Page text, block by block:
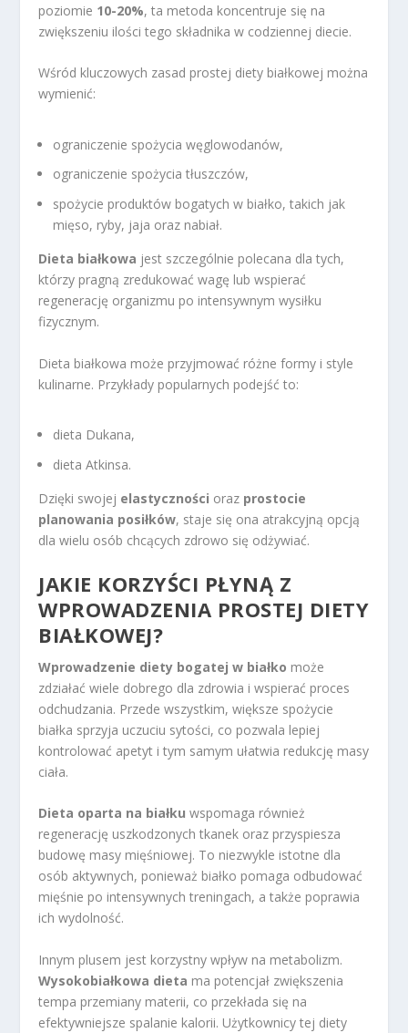
poziomie 10-20%, ta metoda koncentruje się na
zwiększeniu ilości tego składnika w codziennej diecie.
Wśród kluczowych zasad prostej diety białkowej można
wymienić:
ograniczenie spożycia węglowodanów,
ograniczenie spożycia tłuszczów,
spożycie produktów bogatych w białko, takich jak
mięso, ryby, jaja oraz nabiał.
Dieta białkowa jest szczególnie polecana dla tych,
którzy pragną zredukować wagę lub wspierać
regenerację organizmu po intensywnym wysiłku
fizycznym.
Dieta białkowa może przyjmować różne formy i style
kulinarne. Przykłady popularnych podejść to:
dieta Dukana,
dieta Atkinsa.
Dzięki swojej elastyczności oraz prostocie
planowania posiłków, staje się ona atrakcyjną opcją
dla wielu osób chcących zdrowo się odżywiać.
JAKIE KORZYŚCI PŁYNĄ Z
WPROWADZENIA PROSTEJ DIETY
BIAŁKOWEJ?
Wprowadzenie diety bogatej w białko może
zdziałać wiele dobrego dla zdrowia i wspierać proces
odchudzania. Przede wszystkim, większe spożycie
białka sprzyja uczuciu sytości, co pozwala lepiej
kontrolować apetyt i tym samym ułatwia redukcję masy
ciała.
Dieta oparta na białku wspomaga również
regenerację uszkodzonych tkanek oraz przyspiesza
budowę masy mięśniowej. To niezwykle istotne dla
osób aktywnych, ponieważ białko pomaga odbudować
mięśnie po intensywnych treningach, a także poprawia
ich wydolność.
Innym plusem jest korzystny wpływ na metabolizm.
Wysokobiałkowa dieta ma potencjał zwiększenia
tempa przemiany materii, co przekłada się na
efektywniejsze spalanie kalorii. Użytkownicy tej diety